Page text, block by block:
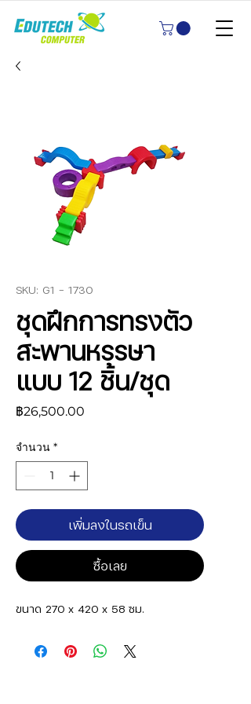
SKU: G1 - 1730
ชุดฝึกการทรงตัว
สะพานหรรษา
แบบ 12 ชิ้น/ชุด
฿26,500.00
จำนวน *
เพิ่มลงในรถเข็น
ซื้อเลย
ขนาด 270 x 420 x 58 ซม.